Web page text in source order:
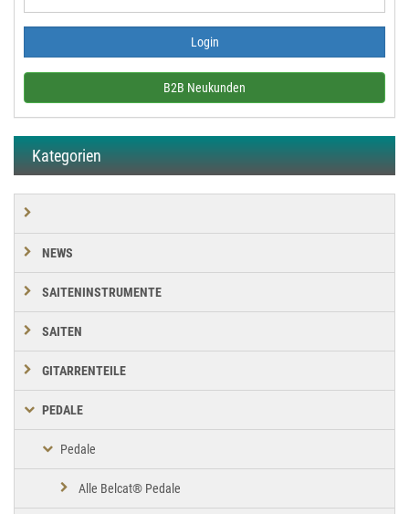
B2B Neukunden
Kategorien
NEWS
SAITENINSTRUMENTE
SAITEN
GITARRENTEILE
PEDALE
Pedale
Alle Belcat® Pedale